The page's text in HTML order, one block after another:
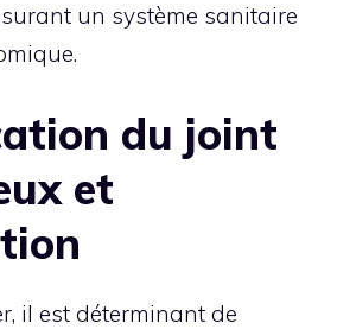
un système sanitaire
du joint
et
il est déterminant de